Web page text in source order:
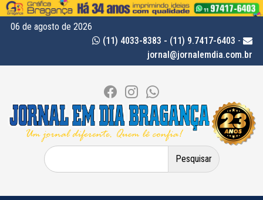
06 de agosto de 2026
(11) 4033-8383 - (11) 9.7417-6403 -
jornal@jornalemdia.com.br
Pesquisar
por: